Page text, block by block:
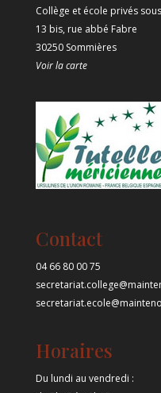
Collège et école privés
13 bis, rue abbé Fabre
30250 Sommières
Voir la carte
Contact
04 66 80 00 75
Horaires
Du lundi au vendredi :